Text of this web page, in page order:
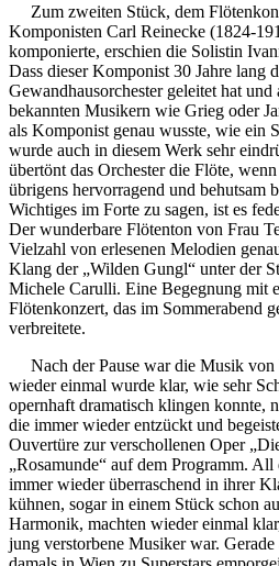
Zum zweiten Stück, dem
Komponisten Carl Reinecke (1824-
komponierte, erschien die Solistin
Dass dieser Komponist 30 Jahre lang
Gewandhausorchester geleitet hat
bekannten Musikern wie Grieg oder
als Komponist genau wusste, wie ein
wurde auch in diesem Werk sehr
übertönt das Orchester die Flöte,
übrigens hervorragend und behutsam
Wichtiges im Forte zu sagen, ist es
Der wunderbare Flötenton von Frau
Vielzahl von erlesenen Melodien
Klang der „Wilden Gungl“ unter der
Michele Carulli. Eine Begegnung mit
Flötenkonzert, das im Sommerabend
verbreitete.
Nach der Pause war die Musik von
wieder einmal wurde klar, wie sehr
opernhaft dramatisch klingen konnte,
die immer wieder entzückt und
Ouvertüre zur verschollenen Oper
„Rosamunde“ auf dem Programm.
immer wieder überraschend in ihrer
kühnen, sogar in einem Stück schon
Harmonik, machten wieder einmal
jung verstorbene Musiker war.